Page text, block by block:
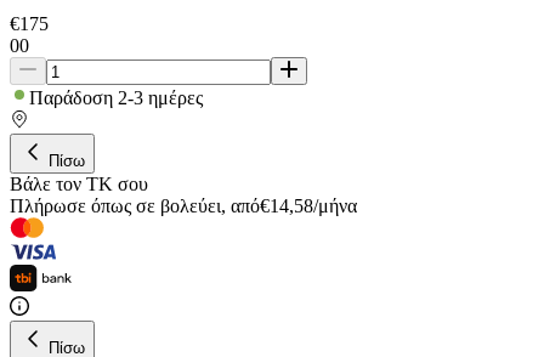
€175
00
Παράδοση 2-3 ημέρες
Πίσω
Βάλε τον ΤΚ σου
Πλήρωσε όπως σε βολεύει, από€14,58/μήνα
Πίσω